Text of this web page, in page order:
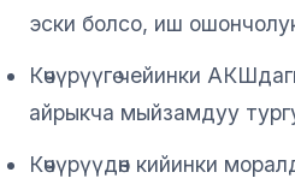
эски болсо, иш
Көчүрүүгө чейинки
айрыкча мыйзамдуу
Көчүрүүдөн кийинки